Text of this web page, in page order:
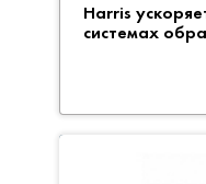
Harris
системах